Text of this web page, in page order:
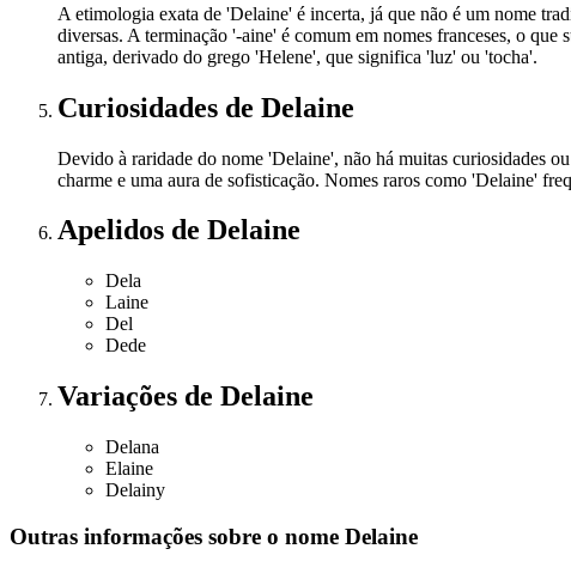
A etimologia exata de 'Delaine' é incerta, já que não é um nome
diversas. A terminação '-aine' é comum em nomes franceses, o
antiga, derivado do grego 'Helene', que significa 'luz' ou 'tocha'.
Curiosidades de Delaine
Devido à raridade do nome 'Delaine', não há muitas curiosidades
charme e uma aura de sofisticação. Nomes raros como 'Delaine'
Apelidos de Delaine
Dela
Laine
Del
Dede
Variações de Delaine
Delana
Elaine
Delainy
Outras informações sobre o nome Delaine